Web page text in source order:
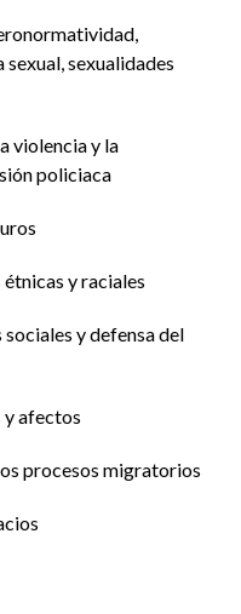
sexualidades
violencia y la
policiaca
y raciales
y defensa del
y afectos
procesos migratorios